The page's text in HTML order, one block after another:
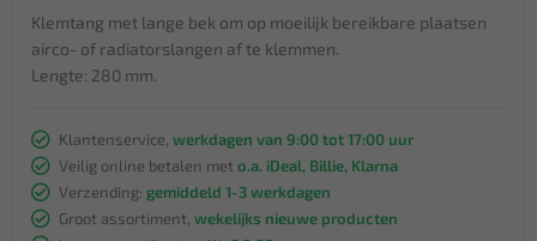
Klemtang met lange bek om op moeilijk bereikbare plaatsen
airco- of radiatorslangen af te klemmen.
Lengte: 280 mm.
Klantenservice, werkdagen van 9:00 tot 17:00 uur
Veilig online betalen met o.a. iDeal, Billie, Klarna
Verzending: gemiddeld 1-3 werkdagen
Groot assortiment, wekelijks nieuwe producten